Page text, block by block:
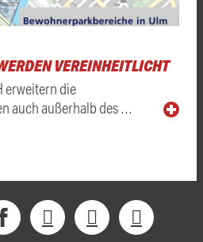
VEREINHEITLICHT
erweitern die
auch außerhalb des …